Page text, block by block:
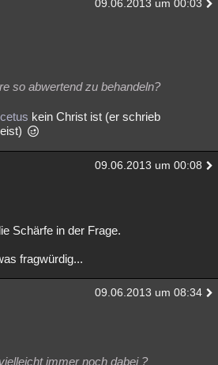
09.06.2013 um 00:03
so abwertend zu behandeln?
kein Christ ist (er schrieb
09.06.2013 um 00:08
Schärfe in der Frage.
fragwürdig...
09.06.2013 um 08:34
immer noch dabei ?